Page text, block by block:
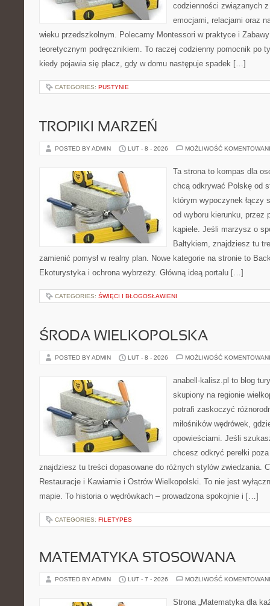
codzienności związanych
emocjami, relacjami oraz
wieku przedszkolnym. Polecamy Montessori w praktyce i
teoretycznym podręcznikiem. To raczej codzienny pomocnik po
kiedy pojawia się płacz, gdy w domu następuje spadek […]
CATEGORIES: PUSTYNIE
TROPIKI MARZEŃ
POSTED BY ADMIN LUT - 8 - 2026 MOŻLIWOŚĆ
Ta strona to kompas dla
chcą odkrywać Polskę od
którym wypoczynek łączy
od wyboru kierunku, przez
kąpiele. Jeśli marzysz o
Bałtykiem, znajdziesz tu
zamienić pomysł w realny plan. Nowe kategorie na stronie to
Ekoturystyka i ochrona wybrzeży. Główną ideą portalu […]
CATEGORIES: ŚWIĘCI I BŁOGOSŁAWIENI
ŚRODA WIELKOPOLSKA
POSTED BY ADMIN LUT - 8 - 2026 MOŻLIWOŚĆ
anabell-kalisz.pl to blog
skupiony na regionie
potrafi zaskoczyć
miłośników wędrówek,
opowieściami. Jeśli
chcesz odkryć perełki
znajdziesz tu treści dopasowane do różnych stylów zwiedzania.
Restauracje i Kawiarnie i Ostrów Wielkopolski. To nie jest
mapie. To historia o wędrówkach – prowadzona spokojnie i […]
CATEGORIES: FILETYPES
MATEMATYKA STOSOWANA
POSTED BY ADMIN LUT - 7 - 2026 MOŻLIWOŚĆ
Strona „Matematyka dla